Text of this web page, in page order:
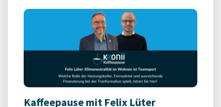
Kaffeepause mit Felix Lüter